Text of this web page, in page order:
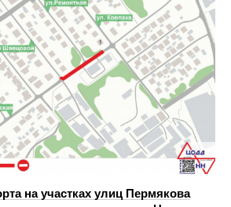
на участках улиц Пермякова